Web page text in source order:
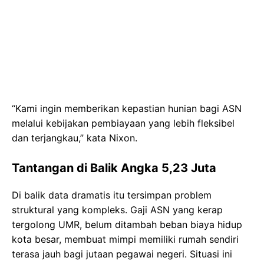
“Kami ingin memberikan kepastian hunian bagi ASN
melalui kebijakan pembiayaan yang lebih fleksibel
dan terjangkau,” kata Nixon.
Tantangan di Balik Angka 5,23 Juta
Di balik data dramatis itu tersimpan problem
struktural yang kompleks. Gaji ASN yang kerap
tergolong UMR, belum ditambah beban biaya hidup
kota besar, membuat mimpi memiliki rumah sendiri
terasa jauh bagi jutaan pegawai negeri. Situasi ini